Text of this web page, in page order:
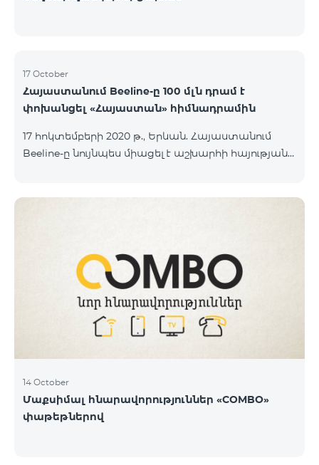
17 October
Հայաստանում Beeline-ը 100 մլն դրամ է
փոխանցել «Հայաստան» հիմնադրամին
17 հոկտեմբերի 2020 թ., Երևան. Հայաստանում
Beeline-ը նույնպես միացել է աշխարհի հայության
օգտվել «BeeFree 1900» փաթեթից և իջեցրել է
ռոումինգի արժեքն Արցախում մինչև 5 դրամ։
«Պատերազմի առաջին իսկ օրվանից մենք՝
որպես կապի օպերատոր և որպես
հայաստանցիներ, փորձում ենք մաքսիմալ
14 October
Մաքսիմալ հնարավորություններ «COMBO»
փաթեթներով